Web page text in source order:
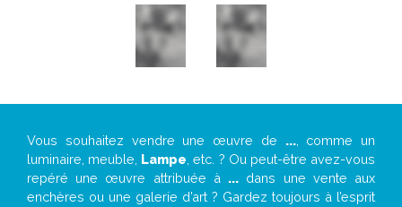
Vous souhaitez vendre une œuvre de ..., comme un
luminaire, meuble, Lampe , etc. ? Ou peut-être avez-vous
repéré une œuvre attribuée à ... dans une vente aux
enchères ou une galerie d’art ? Gardez toujours à l’esprit